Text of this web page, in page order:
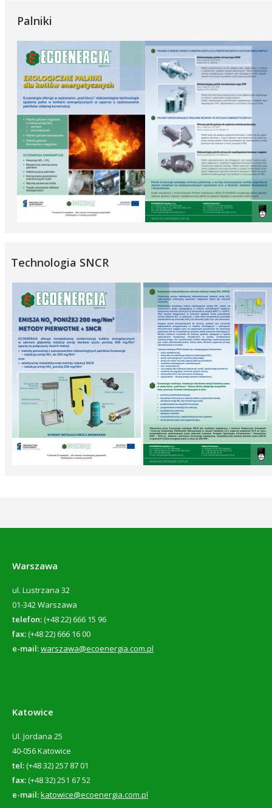
Palniki
Technologia SNCR
Warszawa
ul. Lustrzana 32
01-342 Warszawa
telefon:(+48 22) 666 15 96
fax:(+48 22) 666 16 00
e-mail:warszawa@ecoenergia.com.pl
Katowice
Ul. Jordana 25
40-056 Katowice
tel:(+48 32) 257 87 01
fax:(+48 32) 251 67 52
e-mail:katowice@ecoenergia.com.pl